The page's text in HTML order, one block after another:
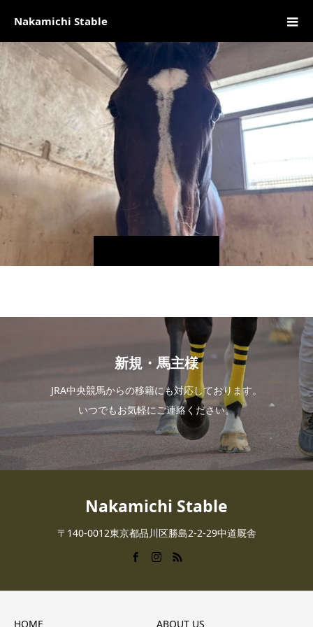
Nakamichi Stable
新規・馬主様
JRA中央競馬からの移籍にも対応しております。
いつでもお気軽にご連絡ください。
Nakamichi Stable
〒140-0012東京都品川区勝島2-2-29中道厩舎
HOME ABOUT US